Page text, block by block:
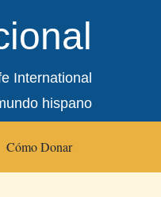
International
hispano
Cómo Donar